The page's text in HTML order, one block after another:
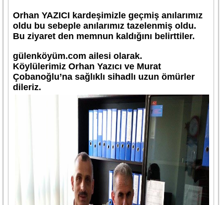
Orhan YAZICI kardeşimizle geçmiş anılarımız
oldu bu sebeple anılarımız tazelenmiş oldu.
Bu ziyaret den memnun kaldığını belirttiler.
gülenköyüm.com ailesi olarak.
Köylülerimiz Orhan Yazıcı ve Murat
Çobanoğlu’na sağlıklı sihadlı uzun ömürler
dileriz.